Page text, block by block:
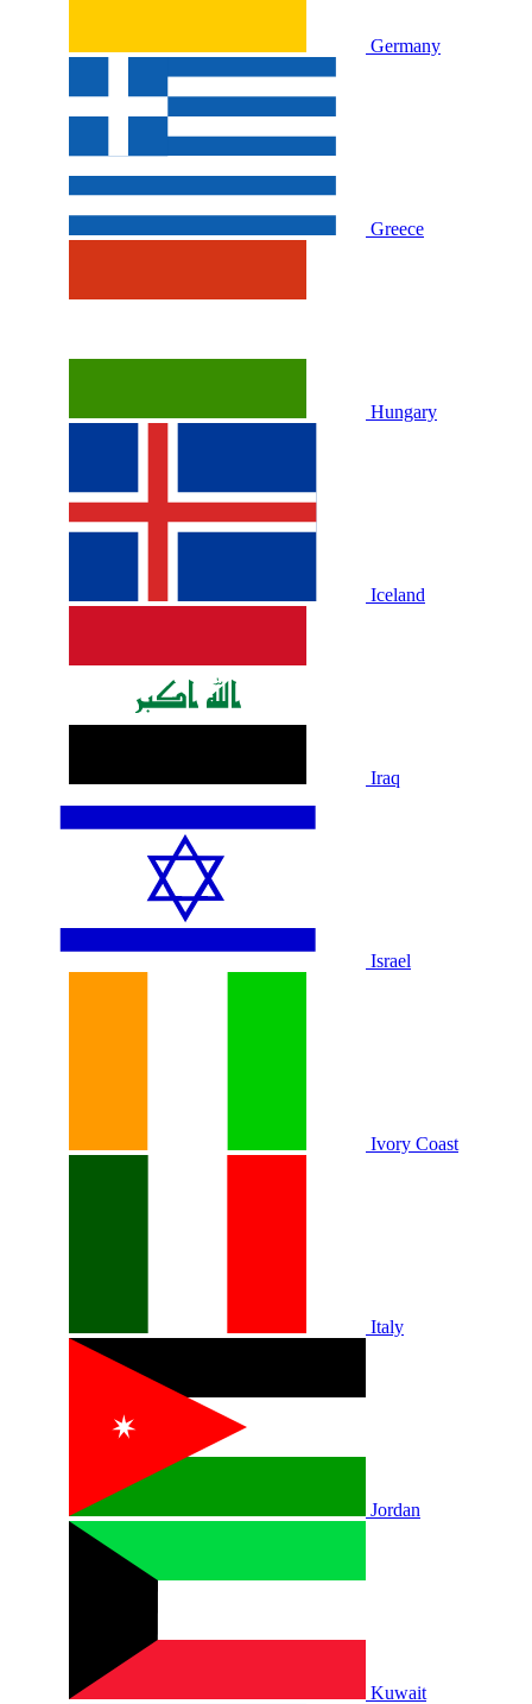
Germany
Greece
Hungary
Iceland
Iraq
Israel
Ivory Coast
Italy
Jordan
Kuwait